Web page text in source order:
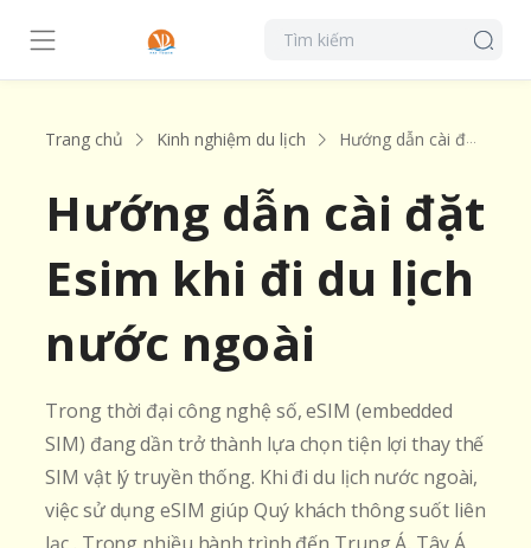
Trang chủ Kinh nghiệm du lịch Hướng dẫn cài đặt Esim khi đi du lịch nước ngoài
Hướng dẫn cài đặt
Esim khi đi du lịch
nước ngoài
Trong thời đại công nghệ số, eSIM (embedded
SIM) đang dần trở thành lựa chọn tiện lợi thay thế
SIM vật lý truyền thống. Khi đi du lịch nước ngoài,
việc sử dụng eSIM giúp Quý khách thông suốt liên